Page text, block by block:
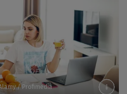
/ Profimedia